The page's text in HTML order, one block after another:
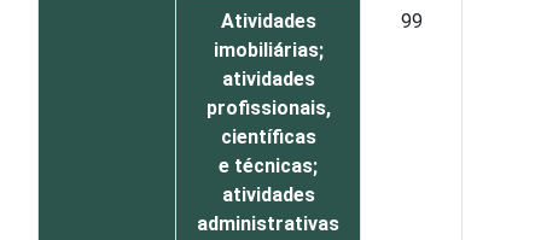
Atividades
imobiliárias;
atividades
profissionais,
científicas
e técnicas;
atividades
administrativas
99